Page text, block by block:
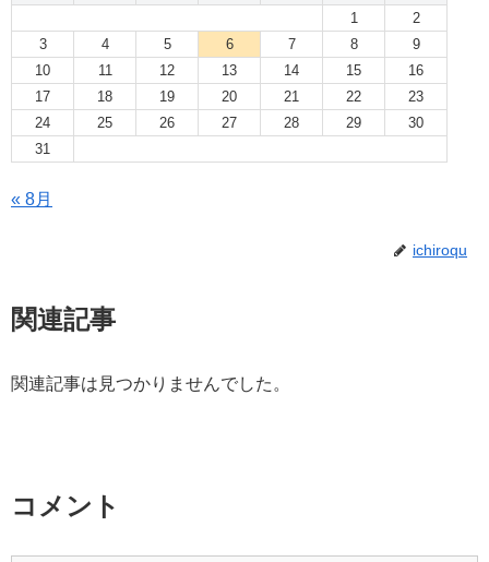
1
2
3
4 5 6 7 8
9
10
11 12 13 14 15
16
17
18 19 20 21 22
23
24
25 26 27 28 29
30
31
« 8月
ichiroqu
関連記事
関連記事は見つかりませんでした。
コメント